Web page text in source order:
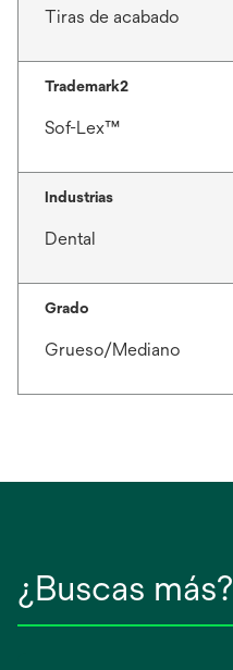
Tiras de acabado
Trademark2
Sof-Lex™
Industrias
Dental
Grado
Grueso/Mediano
¿Buscas más?